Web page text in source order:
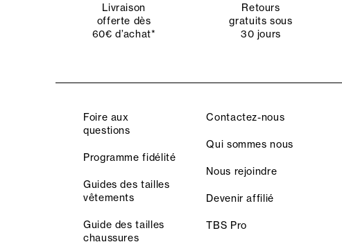
Livraison
offerte dès
60€ d’achat*
Retours
gratuits sous
30 jours
Foire aux
questions
Programme fidélité
Guides des tailles
vêtements
Guide des tailles
chaussures
Contactez-nous
Qui sommes nous
Nous rejoindre
Devenir affilié
TBS Pro